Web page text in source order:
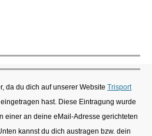
da du dich auf unserer Website Trisport
hast. Diese Eintragung wurde
einer an deine eMail-Adresse gerichteten
kannst du dich austragen bzw. dein